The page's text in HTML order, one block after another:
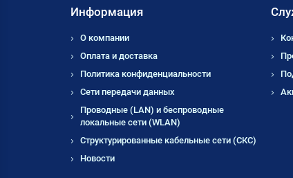
Информация
О компании
Оплата и доставка
Политика конфиденциальности
Сети передачи данных
Проводные (LAN) и беспроводные
локальные сети (WLAN)
Структурированные кабельные сети (СКС)
Новости